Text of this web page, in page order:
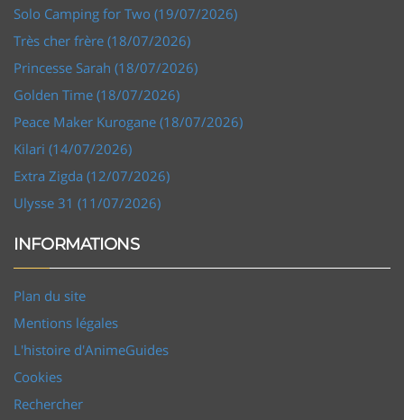
Solo Camping for Two (19/07/2026)
Très cher frère (18/07/2026)
Princesse Sarah (18/07/2026)
Golden Time (18/07/2026)
Peace Maker Kurogane (18/07/2026)
Kilari (14/07/2026)
Extra Zigda (12/07/2026)
Ulysse 31 (11/07/2026)
INFORMATIONS
Plan du site
Mentions légales
L'histoire d'AnimeGuides
Cookies
Rechercher